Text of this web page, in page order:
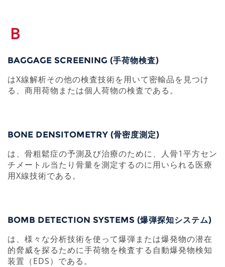
B
BAGGAGE SCREENING (手荷物検査)
はX線解析その他の検査技術を用いて密輸品を見つけ
る、商用荷物または個人荷物の検査である。
BONE DENSITOMETRY (骨密度測定)
は、骨粗鬆症の予測及び治療のために、人骨1平方セン
チメートル当たり骨量を測定するのに用いられる医療
用X線技術である。
BOMB DETECTION SYSTEMS (爆弾探知システム)
は、様々な分析技術を使って爆弾または爆発物の潜在
的脅威を探るために手荷物を検査する自動爆発物検知
装置（EDS）である。